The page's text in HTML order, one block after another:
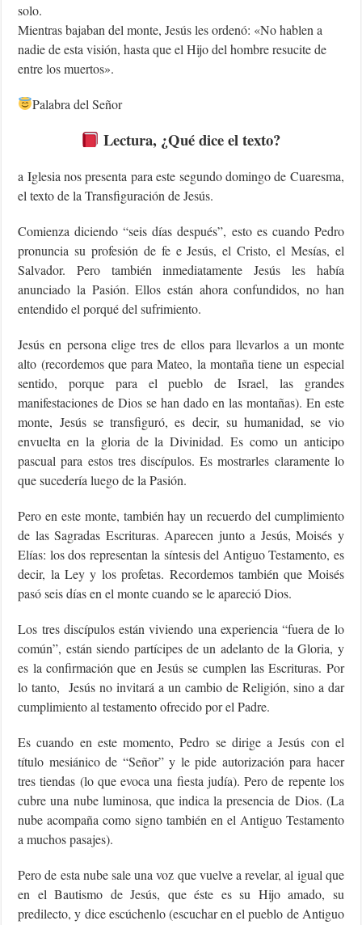
solo.
Mientras bajaban del monte, Jesús les ordenó: «No hablen a
nadie de esta visión, hasta que el Hijo del hombre resucite de
entre los muertos».
Palabra del Señor
Lectura, ¿Qué dice el texto?
a Iglesia nos presenta para este segundo domingo de Cuaresma,
el texto de la Transfiguración de Jesús.
Comienza diciendo “seis días después”, esto es cuando Pedro
pronuncia su profesión de fe e Jesús, el Cristo, el Mesías, el
Salvador. Pero también inmediatamente Jesús les había
anunciado la Pasión. Ellos están ahora confundidos, no han
entendido el porqué del sufrimiento.
Jesús en persona elige tres de ellos para llevarlos a un monte
alto (recordemos que para Mateo, la montaña tiene un especial
sentido, porque para el pueblo de Israel, las grandes
manifestaciones de Dios se han dado en las montañas). En este
monte, Jesús se transfiguró, es decir, su humanidad, se vio
envuelta en la gloria de la Divinidad. Es como un anticipo
pascual para estos tres discípulos. Es mostrarles claramente lo
que sucedería luego de la Pasión.
Pero en este monte, también hay un recuerdo del cumplimiento
de las Sagradas Escrituras. Aparecen junto a Jesús, Moisés y
Elías: los dos representan la síntesis del Antiguo Testamento, es
decir, la Ley y los profetas. Recordemos también que Moisés
pasó seis días en el monte cuando se le apareció Dios.
Los tres discípulos están viviendo una experiencia “fuera de lo
común”, están siendo partícipes de un adelanto de la Gloria, y
es la confirmación que en Jesús se cumplen las Escrituras. Por
lo tanto, Jesús no invitará a un cambio de Religión, sino a dar
cumplimiento al testamento ofrecido por el Padre.
Es cuando en este momento, Pedro se dirige a Jesús con el
título mesiánico de “Señor” y le pide autorización para hacer
tres tiendas (lo que evoca una fiesta judía). Pero de repente los
cubre una nube luminosa, que indica la presencia de Dios. (La
nube acompaña como signo también en el Antiguo Testamento
a muchos pasajes).
Pero de esta nube sale una voz que vuelve a revelar, al igual que
en el Bautismo de Jesús, que éste es su Hijo amado, su
predilecto, y dice escúchenlo (escuchar en el pueblo de Antiguo